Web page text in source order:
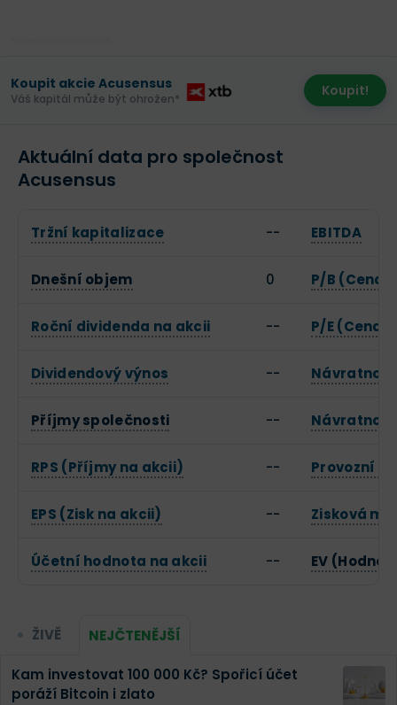
Koupit akcie Acusensus
Váš kapitál může být ohrožen* Koupit!
Aktuální data pro společnost
Acusensus
Tržní kapitalizace -- EBITDA
Dnešní objem 0 P/B (Cena
Roční dividenda na akcii -- P/E (Cena
Dividendový výnos --
Příjmy společnosti --
RPS (Příjmy na akcii) -- Provozní
EPS (Zisk na akcii) -- Zisková
Účetní hodnota na akcii -- EV
ŽIVĚ NEJČTENĚJŠÍ
Kam investovat 100 000 Kč? Spořicí účet
poráží Bitcoin i zlato